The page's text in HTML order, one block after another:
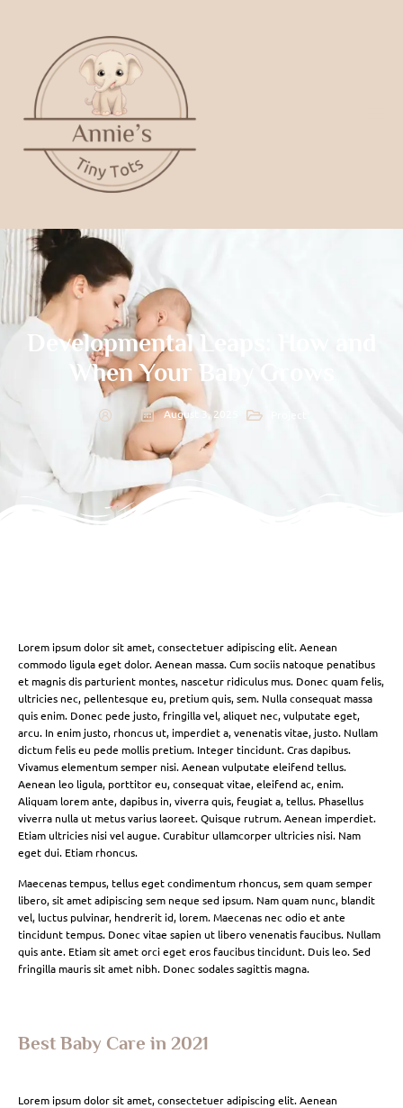
Developmental Leaps: How and
When Your Baby Grows
August 3, 2025
Lorem ipsum dolor sit amet, consectetuer adipiscing elit. Aenean
commodo ligula eget dolor. Aenean massa. Cum sociis natoque penatibus
et magnis dis parturient montes, nascetur ridiculus mus. Donec quam felis,
ultricies nec, pellentesque eu, pretium quis, sem. Nulla consequat massa
quis enim. Donec pede justo, fringilla vel, aliquet nec, vulputate eget,
arcu. In enim justo, rhoncus ut, imperdiet a, venenatis vitae, justo. Nullam
dictum felis eu pede mollis pretium. Integer tincidunt. Cras dapibus.
Vivamus elementum semper nisi. Aenean vulputate eleifend tellus.
Aenean leo ligula, porttitor eu, consequat vitae, eleifend ac, enim.
Aliquam lorem ante, dapibus in, viverra quis, feugiat a, tellus. Phasellus
viverra nulla ut metus varius laoreet. Quisque rutrum. Aenean imperdiet.
Etiam ultricies nisi vel augue. Curabitur ullamcorper ultricies nisi. Nam
eget dui. Etiam rhoncus.
Maecenas tempus, tellus eget condimentum rhoncus, sem quam semper
libero, sit amet adipiscing sem neque sed ipsum. Nam quam nunc, blandit
vel, luctus pulvinar, hendrerit id, lorem. Maecenas nec odio et ante
tincidunt tempus. Donec vitae sapien ut libero venenatis faucibus. Nullam
quis ante. Etiam sit amet orci eget eros faucibus tincidunt. Duis leo. Sed
fringilla mauris sit amet nibh. Donec sodales sagittis magna.
Best Baby Care in 2021
Lorem ipsum dolor sit amet, consectetuer adipiscing elit. Aenean